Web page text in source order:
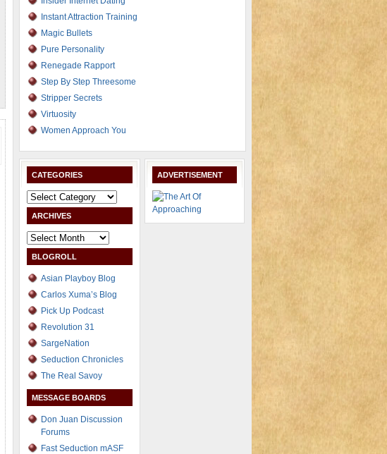
Instant Attraction Training
Magic Bullets
Pure Personality
Renegade Rapport
Step By Step Threesome
Stripper Secrets
Virtuosity
Women Approach You
CATEGORIES
ARCHIVES
BLOGROLL
Asian Playboy Blog
Carlos Xuma’s Blog
Pick Up Podcast
Revolution 31
SargeNation
Seduction Chronicles
The Real Savoy
MESSAGE BOARDS
Don Juan Discussion
Forums
Fast Seduction mASF
ADVERTISEMENT